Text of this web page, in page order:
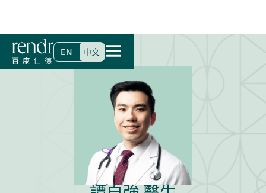
EN 中文
首頁>尋找醫生>譚自強 醫生